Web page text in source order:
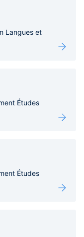
Langues et
Études
Études